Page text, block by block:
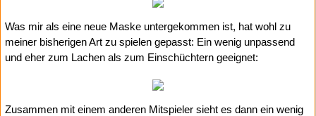
Was mir als eine neue Maske untergekommen ist, hat wohl zu
meiner bisherigen Art zu spielen gepasst: Ein wenig unpassend
und eher zum Lachen als zum Einschüchtern geeignet:
Zusammen mit einem anderen Mitspieler sieht es dann ein wenig